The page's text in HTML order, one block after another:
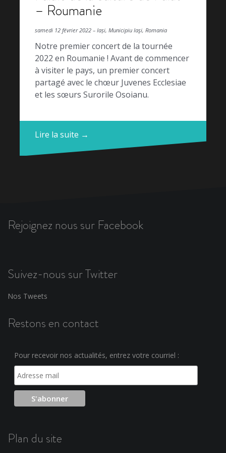
– Roumanie
samedi 12 février 2022 – Iași, Municipiu Iaşi, Romania
Notre premier concert de la tournée
2022 en Roumanie ! Avant de commencer
à visiter le pays, un premier concert
partagé avec le chœur Juvenes Ecclesiae
et les sœurs Surorile Osoianu.
Lire la suite →
Rejoignez nous sur Facebook
Suivez-nous sur Twitter
Nos Tweets
Restons en contact
Pour recevoir nos actualités, entrez votre courriel :
Plan du site